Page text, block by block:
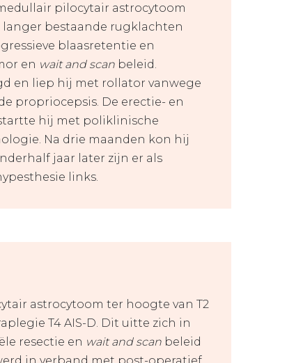
pilocytair astrocytoom
langer bestaande rugklachten
blaasretentie en
en wait and scan beleid.
en liep hij met rollator vanwege
propriocepsis. De erectie- en
hij met poliklinische
Na drie maanden kon hij
jaar later zijn er als
links.
astrocytoom ter hoogte van T2
T4 AIS-D. Dit uitte zich in
resectie en wait and scan beleid
in verband met post-operatief